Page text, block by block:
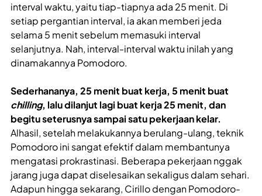
interval waktu, yaitu tiap-tiapnya ada 25 menit. Di
setiap pergantian interval, ia akan memberi jeda
selama 5 menit sebelum memasuki interval
selanjutnya. Nah, interval-interval waktu inilah yang
dinamakannya Pomodoro.
Sederhananya, 25 menit buat kerja, 5 menit buat
chilling, lalu dilanjut lagi buat kerja 25 menit, dan
begitu seterusnya sampai satu pekerjaan kelar.
Alhasil, setelah melakukannya berulang-ulang, teknik
Pomodoro ini sangat efektif dalam membantunya
mengatasi prokrastinasi. Beberapa pekerjaan nggak
jarang juga dapat diselesaikan sekaligus dalam sehari.
Adapun hingga sekarang, Cirillo dengan Pomodoro-